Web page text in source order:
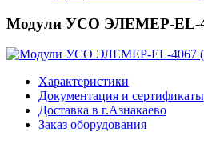
Модули УСО ЭЛЕМЕР-EL-
Характеристики
Документация и сертификаты
Доставка в г.Азнакаево
Заказ оборудования